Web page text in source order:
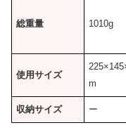
総重量 1010g
使用サイズ
m
収納サイズ ー